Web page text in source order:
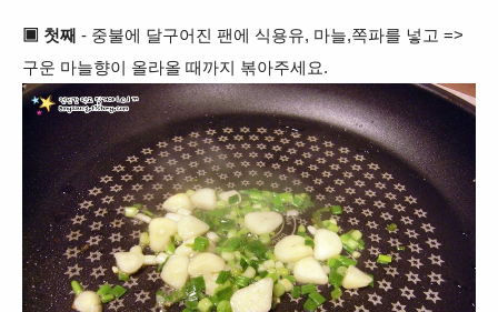
▣ 첫째 - 중불에 달구어진 팬에 식용유, 마늘,쪽파를 넣고 =>
구운 마늘향이 올라올 때까지 볶아주세요.